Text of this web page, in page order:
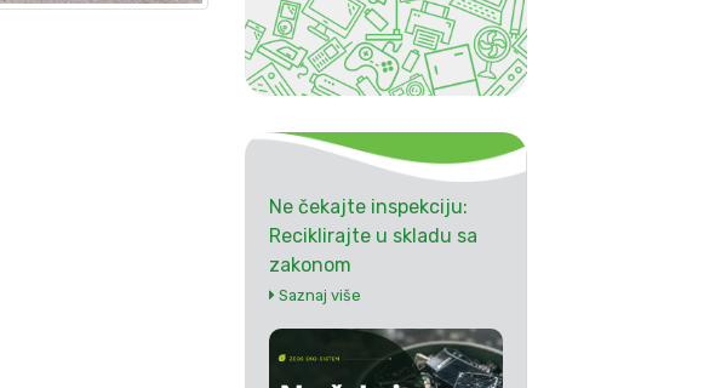
Ne čekajte inspekciju:
Reciklirajte u skladu sa
zakonom
Saznaj više